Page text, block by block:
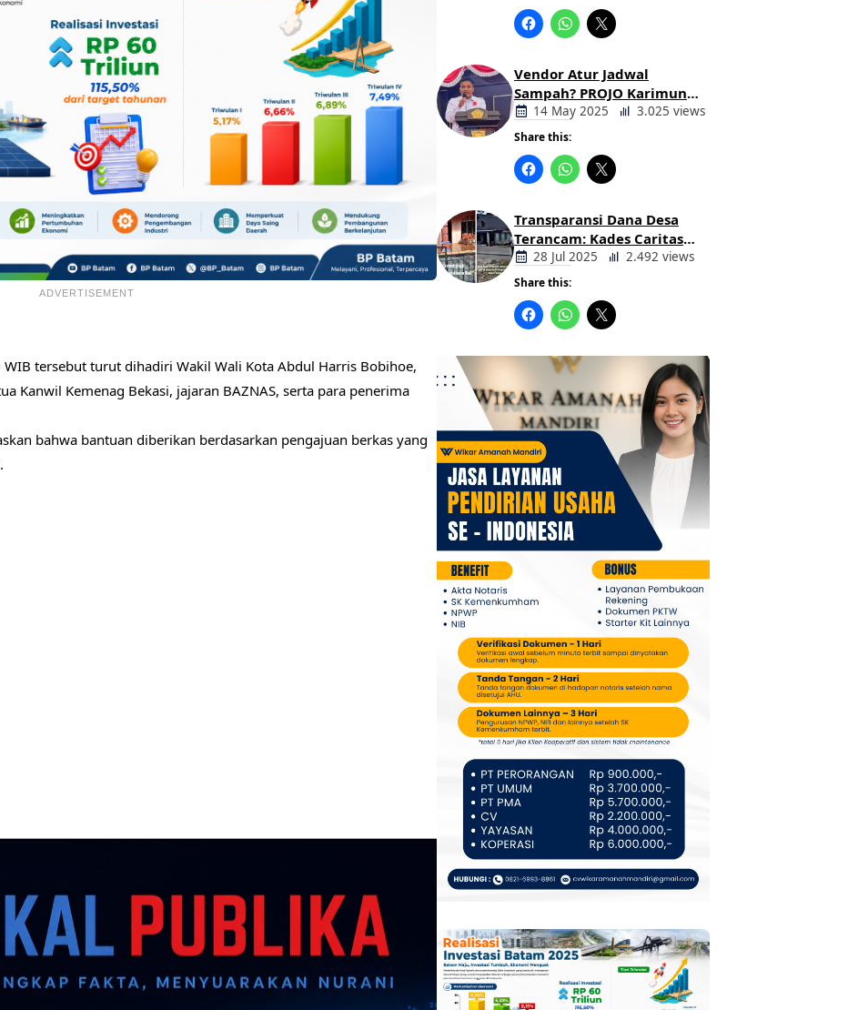
ADVERTISEMENT
tersebut turut dihadiri Wakil Wali Kota Abdul Harris Bobihoe,
Kanwil Kemenag Bekasi, jajaran BAZNAS, serta para penerima
bahwa bantuan diberikan berdasarkan pengajuan berkas yang
Vendor Atur Jadwal
Sampah? PROJO Karimun
Kritik Usulan PT AGB
14 May 2025 3.025 views
Share this:
Transparansi Dana Desa
Terancam: Kades Caritas
Sogawunasi Diduga
Gelapkan Bantuan untuk
Warga
28 Jul 2025 2.492 views
Share this: